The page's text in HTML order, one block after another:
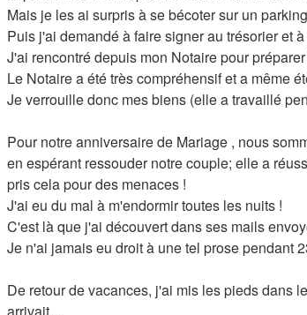
Mais je les ai surpris à se bécoter sur un
Puis j'ai demandé à faire signer au trésorier et
J'ai rencontré depuis mon Notaire pour
Le Notaire a été très compréhensif et a même
Je verrouille donc mes biens (elle a travaillé
Pour notre anniversaire de Mariage , nous
en espérant ressouder notre couple; elle a
pris cela pour des menaces !
J'ai eu du mal à m'endormir toutes les nuits !
C'est là que j'ai découvert dans ses mails
Je n'ai jamais eu droit à une tel prose pendant
De retour de vacances, j'ai mis les pieds dans